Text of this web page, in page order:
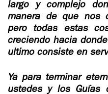
CÍRCULOS DE
ORACIÓN Y VIDA
largo y complejo
manera de que nos
pero todas estas
creciendo hacia
ultimo consiste en
Ya para terminar
ustedes y los Guías